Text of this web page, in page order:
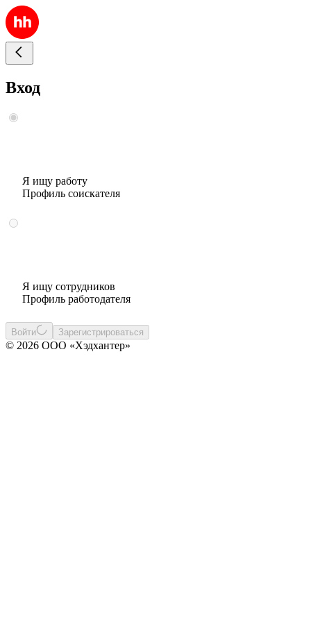
Вход
Я ищу работу
Профиль соискателя
Я ищу сотрудников
Профиль работодателя
Войти Зарегистрироваться
© 2026 ООО «Хэдхантер»